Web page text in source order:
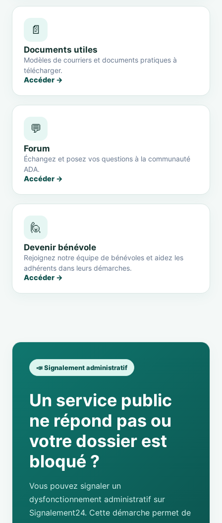
📄
Documents utiles
Modèles de courriers et documents pratiques à
télécharger.
Accéder →
💬
Forum
Échangez et posez vos questions à la communauté
ADA.
Accéder →
🙋
Devenir bénévole
Rejoignez notre équipe de bénévoles et aidez les
adhérents dans leurs démarches.
Accéder →
📣 Signalement administratif
Un service public
ne répond pas ou
votre dossier est
bloqué ?
Vous pouvez signaler un
dysfonctionnement administratif sur
Signalement24. Cette démarche permet de